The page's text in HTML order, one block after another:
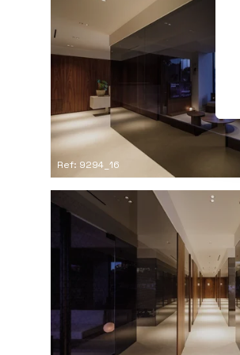
Ref: 9294_16